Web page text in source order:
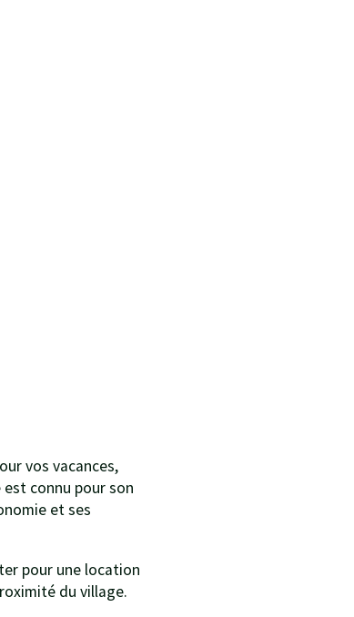
vos vacances,
connu pour son
et ses
pour une location
du village.